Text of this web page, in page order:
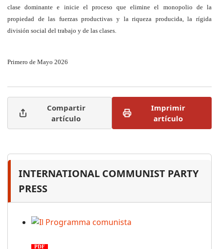
clase dominante e inicie el proceso que elimine el monopolio de la
propiedad de las fuerzas productivas y la riqueza producida, la rígida
división social del trabajo y de las clases.
Primero de Mayo 2026
Compartir
artículo
Imprimir
artículo
INTERNATIONAL COMMUNIST PARTY
PRESS
PDF